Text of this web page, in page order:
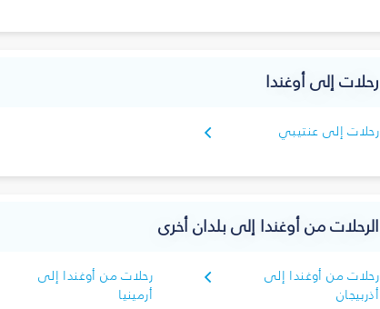
رحلات إلى أوغندا
رحلات إلى عنتيبي
الرحلات من أوغندا إلى بلدان أخرى
رحلات من أوغندا إلى
أذربيجان
رحلات من أوغندا إلى
أرمينيا